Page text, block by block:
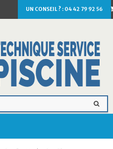
UN CONSEIL ? : 04 42 79 92 56